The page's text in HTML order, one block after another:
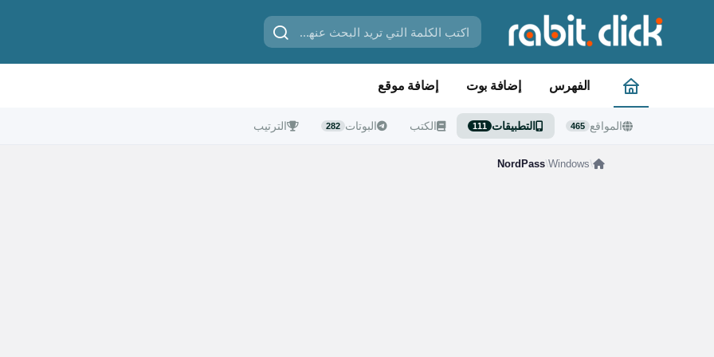
الفهرس إضافة بوت إضافة موقع
المواقع 465 التطبيقات 111 الكتب البوتات 282 الترتيب
/
Windows
/
NordPass